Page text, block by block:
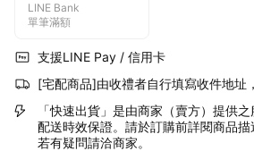
LINE Bank
單筆滿額
支援LINE Pay / 信用卡
[宅配商品]由收禮者自行填寫收件地址
「快速出貨」是由商家（賣方）提供
配送時效保證。請於訂購前詳閱商品描
若有疑問請洽商家。